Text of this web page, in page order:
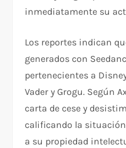
inmediatamente su
Los reportes indican
generados con
pertenecientes a
Vader y Grogu. Según
carta de cese y
calificando la
a su propiedad